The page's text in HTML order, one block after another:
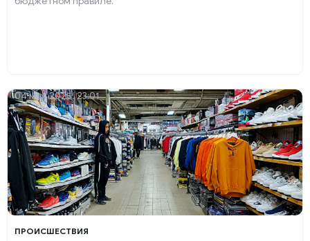
ПРОИСШЕСТВИЯ
04 мая 2025, 23:01